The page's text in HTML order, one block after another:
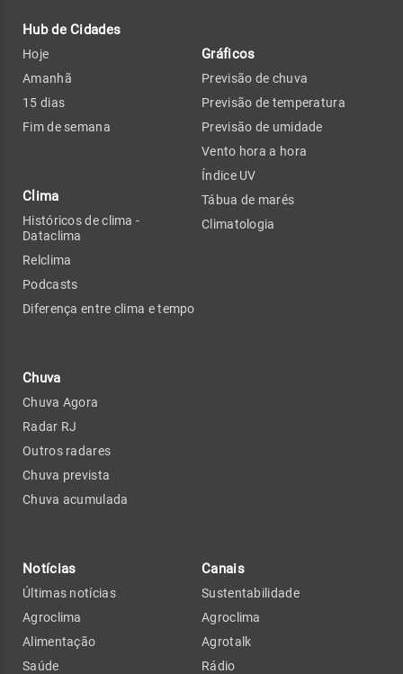
Hub de Cidades
Hoje
Amanhã
15 dias
Fim de semana
Clima
Históricos de clima -
Dataclima
Relclima
Podcasts
Diferença entre clima e tempo
Chuva
Chuva Agora
Radar RJ
Outros radares
Chuva prevista
Chuva acumulada
Gráficos
Previsão de chuva
Previsão de temperatura
Previsão de umidade
Vento hora a hora
Índice UV
Tábua de marés
Climatologia
Notícias
Últimas notícias
Agroclima
Alimentação
Saúde
Canais
Sustentabilidade
Agroclima
Agrotalk
Rádio